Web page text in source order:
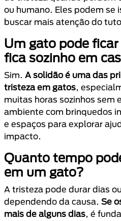
ou humano. Eles podem se
buscar mais atenção do
Um gato pode
fica sozinho em
Sim. A solidão é uma das
tristeza em gatos ,
muitas horas sozinhos sem
ambiente com brinquedos
e espaços para explorar
impacto.
Quanto tempo
em um gato?
A tristeza pode durar dias
dependendo da causa. Se
mais de alguns dias , é